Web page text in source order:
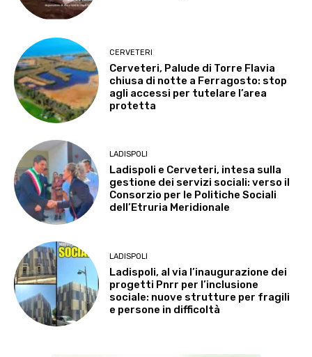
CERVETERI
Cerveteri, Palude di Torre Flavia
chiusa di notte a Ferragosto: stop
agli accessi per tutelare l’area
protetta
LADISPOLI
Ladispoli e Cerveteri, intesa sulla
gestione dei servizi sociali: verso il
Consorzio per le Politiche Sociali
dell’Etruria Meridionale
LADISPOLI
Ladispoli, al via l’inaugurazione dei
progetti Pnrr per l’inclusione
sociale: nuove strutture per fragili
e persone in difficoltà